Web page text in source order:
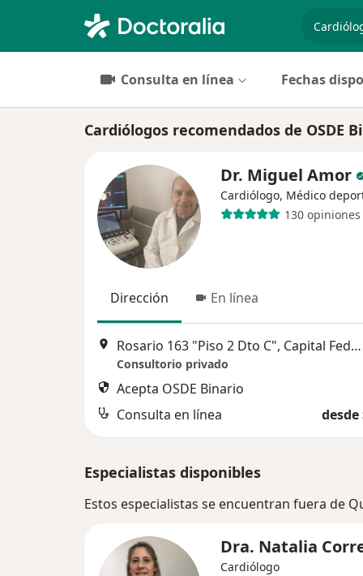
Consulta en línea Fechas
Cardiólogos recomendados de OSDE
Dr. Miguel Amor
Cardiólogo, Médico
130 opiniones
Dirección En línea
Rosario 163 "Piso 2 Dto C", Capital Federal
Consultorio privado
Acepta OSDE Binario
Consulta en línea
desde
Especialistas disponibles
Estos especialistas se encuentran fuera de
Dra. Natalia
Cardiólogo